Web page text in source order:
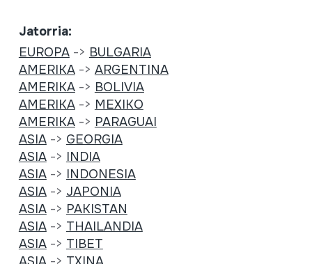
Jatorria:
EUROPA-> BULGARIA
AMERIKA-> ARGENTINA
AMERIKA-> BOLIVIA
AMERIKA-> MEXIKO
AMERIKA-> PARAGUAI
ASIA-> GEORGIA
ASIA-> INDIA
ASIA-> INDONESIA
ASIA-> JAPONIA
ASIA-> PAKISTAN
ASIA-> THAILANDIA
ASIA-> TIBET